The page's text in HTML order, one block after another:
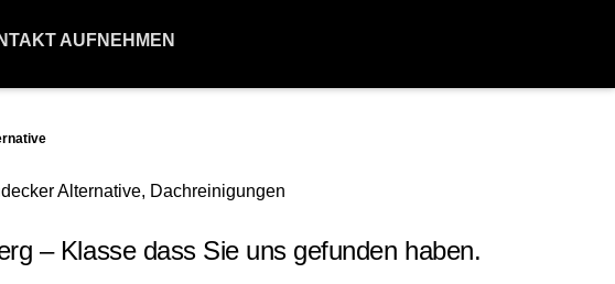
AUFNEHMEN
– Klasse dass Sie uns gefunden haben.